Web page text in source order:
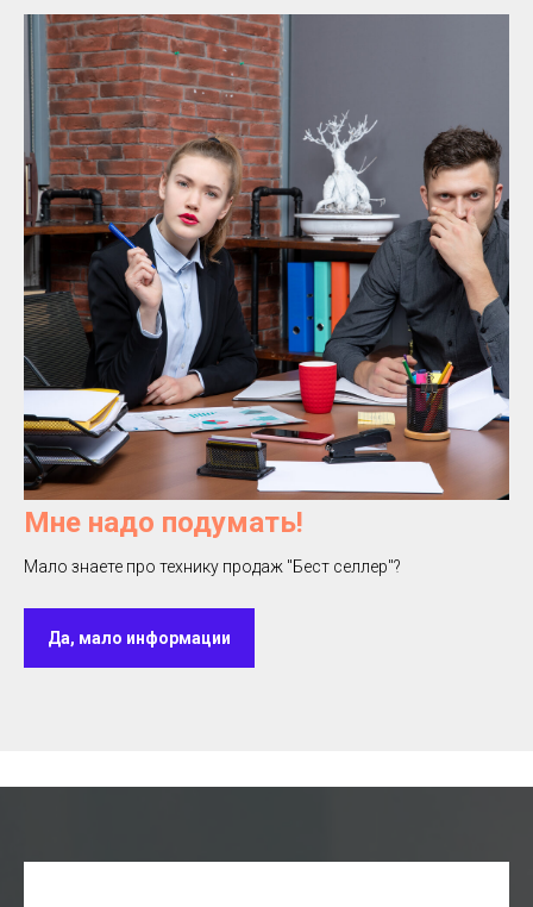
Мне надо подумать!
Мало знаете про технику продаж "Бест селлер"?
Да, мало информации